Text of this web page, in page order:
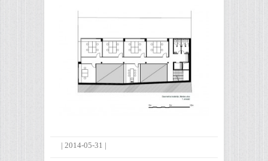
| 2014-05-31 |